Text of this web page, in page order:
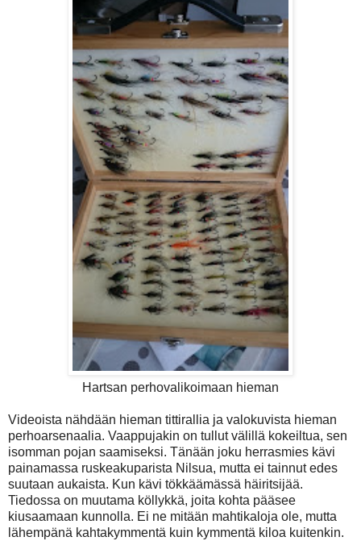
Hartsan perhovalikoimaan hieman
Videoista nähdään hieman tittirallia ja valokuvista hieman
perhoarsenaalia. Vaappujakin on tullut välillä kokeiltua, sen
isomman pojan saamiseksi. Tänään joku herrasmies kävi
painamassa ruskeakuparista Nilsua, mutta ei tainnut edes
suutaan aukaista. Kun kävi tökkäämässä häiritsijää.
Tiedossa on muutama köllykkä, joita kohta pääsee
kiusaamaan kunnolla. Ei ne mitään mahtikaloja ole, mutta
lähempänä kahtakymmentä kuin kymmentä kiloa kuitenkin.